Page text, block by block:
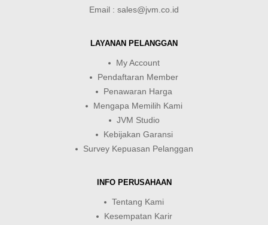
Email : sales@jvm.co.id
LAYANAN PELANGGAN
My Account
Pendaftaran Member
Penawaran Harga
Mengapa Memilih Kami
JVM Studio
Kebijakan Garansi
Survey Kepuasan Pelanggan
INFO PERUSAHAAN
Tentang Kami
Kesempatan Karir